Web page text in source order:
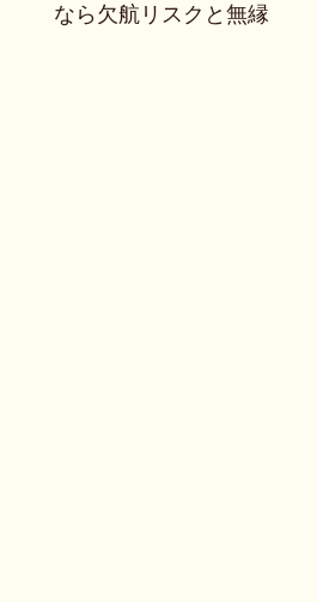
なら欠航リスクと無縁